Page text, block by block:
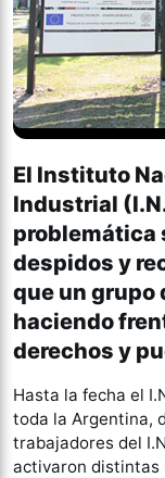
El Instituto
Industrial
problemática
despidos y
que un grupo
haciendo
derechos y
Hasta la fecha el
toda la Argentina,
trabajadores del
activaron distintas